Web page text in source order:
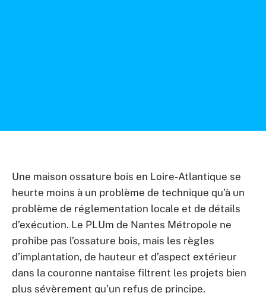
Une maison ossature bois en Loire-Atlantique se
heurte moins à un problème de technique qu’à un
problème de réglementation locale et de détails
d’exécution. Le PLUm de Nantes Métropole ne
prohibe pas l’ossature bois, mais les règles
d’implantation, de hauteur et d’aspect extérieur
dans la couronne nantaise filtrent les projets bien
plus sévèrement qu’un refus de principe.